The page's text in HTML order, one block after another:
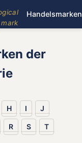
Handelsmarken
der
H I J
R S T